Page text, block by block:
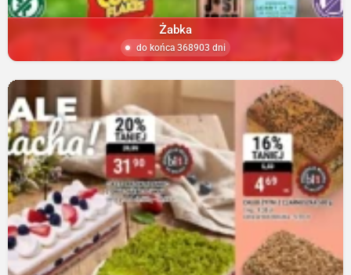
Żabka
do końca 368903 dni